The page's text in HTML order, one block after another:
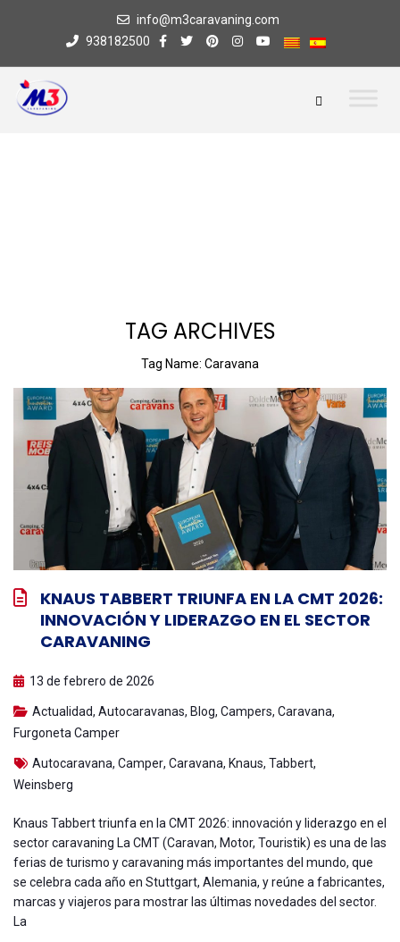
info@m3caravaning.com
938182500
TAG ARCHIVES
Tag Name: Caravana
KNAUS TABBERT TRIUNFA EN LA CMT 2026:
INNOVACIÓN Y LIDERAZGO EN EL SECTOR
CARAVANING
13 de febrero de 2026
Actualidad, Autocaravanas, Blog, Campers, Caravana,
Furgoneta Camper
Autocaravana, Camper, Caravana, Knaus, Tabbert,
Weinsberg
Knaus Tabbert triunfa en la CMT 2026: innovación y liderazgo en el
sector caravaning La CMT (Caravan, Motor, Touristik) es una de las
ferias de turismo y caravaning más importantes del mundo, que
se celebra cada año en Stuttgart, Alemania, y reúne a fabricantes,
marcas y viajeros para mostrar las últimas novedades del sector.
La